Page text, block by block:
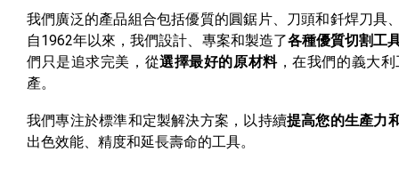
我們廣泛的產品組合包括優質的圓鋸片、刀頭和釺焊刀具
自1962年以來，我們設計、專案和製造了各種優質切割工
們只是追求完美，從選擇最好的原材料，在我們的義大
產。
我們專注於標準和定製解決方案，以持續提高您的生產力
出色效能、精度和延長壽命的工具。